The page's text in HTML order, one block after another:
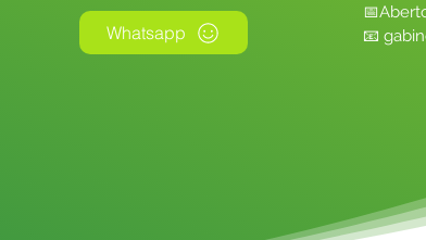
Whatsapp
📧